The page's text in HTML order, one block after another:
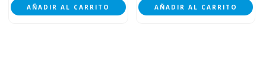
AÑADIR AL CARRITO AÑADIR AL CARRITO